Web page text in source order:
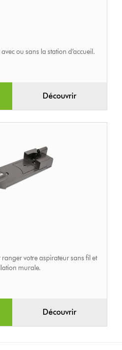
ou sans la station d’accueil.
Découvrir
ranger votre aspirateur sans fil et
murale.
Découvrir